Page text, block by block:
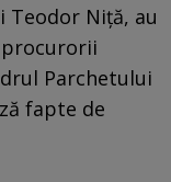
Teodor Niță, au
Parchetului
fapte de